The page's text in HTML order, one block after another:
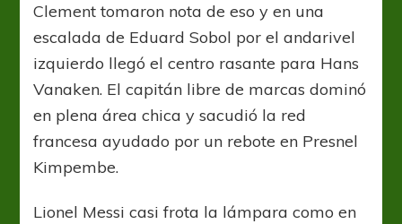
Clement tomaron nota de eso y en una
escalada de Eduard Sobol por el andarivel
izquierdo llegó el centro rasante para Hans
Vanaken. El capitán libre de marcas dominó
en plena área chica y sacudió la red
francesa ayudado por un rebote en Presnel
Kimpembe.
Lionel Messi casi frota la lámpara como en